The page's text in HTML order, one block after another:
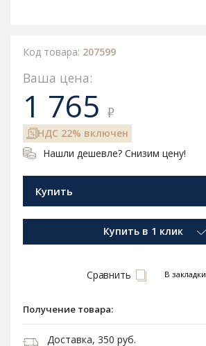
Код товара: 207599
Ваша цена:
1 765 ₽
НДС 22% включен
Нашли дешевле? Снизим цену!
Купить
Купить в 1 клик
Сравнить В закладки
Получение товара:
Доставка, 350 руб.